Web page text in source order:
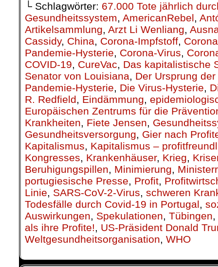
└ Schlagwörter: 67.000 Tote jährlich
Gesundheitssystem, AmericanRebel,
Artikelsammlung, Arzt Li Wenliang,
Cassidy, China, Corona-Impfstoff,
Pandemie-Hysterie, Corona-Virus,
COVID-19, CureVac, Das kapitalistische
Senator von Louisiana, Der Ursprung
Pandemie-Hysterie, Die Virus-Hysterie,
R. Redfield, Eindämmung,
Europäischen Zentrums für die
Krankheiten, Fiete Jensen,
Gesundheitsversorgung, Gier nach
Kapitalismus, Kapitalismus –
Kongresses, Krankenhäuser, Krieg,
Beruhigungspillen, Minimierung,
portugiesische Presse, Profit,
Linie, SARS-CoV-2-Virus, schweren
Todesfälle durch Covid-19 in Portugal,
Auswirkungen, Spekulationen, Tübingen,
als ihre Profite!, US-Präsident Donald
Weltgesundheitsorganisation, WHO